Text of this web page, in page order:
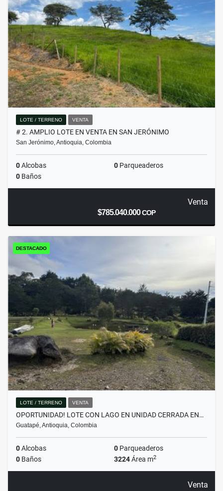
LOTE / TERRENO VENTA
# 2. AMPLIO LOTE EN VENTA EN SAN JERÓNIMO
San Jerónimo, Antioquia, Colombia
0Alcobas 0 Parqueaderos
0 Baños
Venta
$785.040.000COP
DESTACADO
LOTE / TERRENO VENTA
OPORTUNIDAD! LOTE CON LAGO EN UNIDAD CERRADA EN…
Guatapé, Antioquia, Colombia
0Alcobas 0 Parqueaderos
0 Baños 3224Área m2
Venta